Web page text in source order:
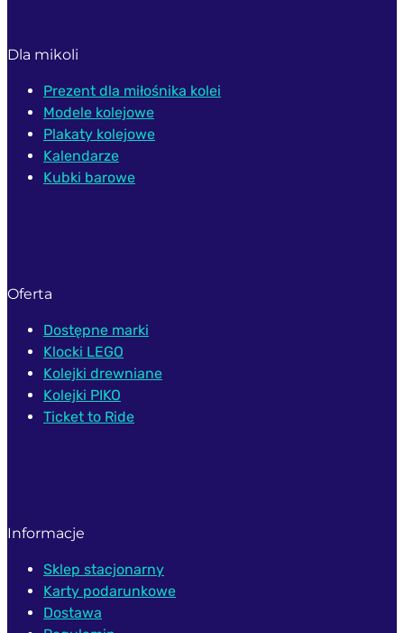
Dla mikoli
Prezent dla miłośnika kolei
Modele kolejowe
Plakaty kolejowe
Kalendarze
Kubki barowe
Oferta
Dostępne marki
Klocki LEGO
Kolejki drewniane
Kolejki PIKO
Ticket to Ride
Informacje
Sklep stacjonarny
Karty podarunkowe
Dostawa